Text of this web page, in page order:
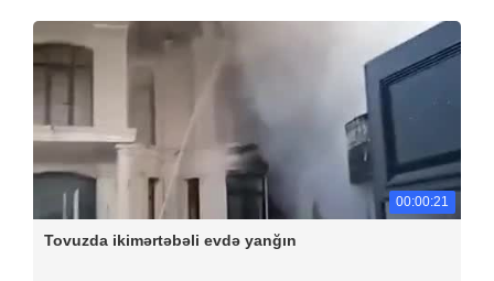
00:00:21
Tovuzda ikimərtəbəli evdə yanğın